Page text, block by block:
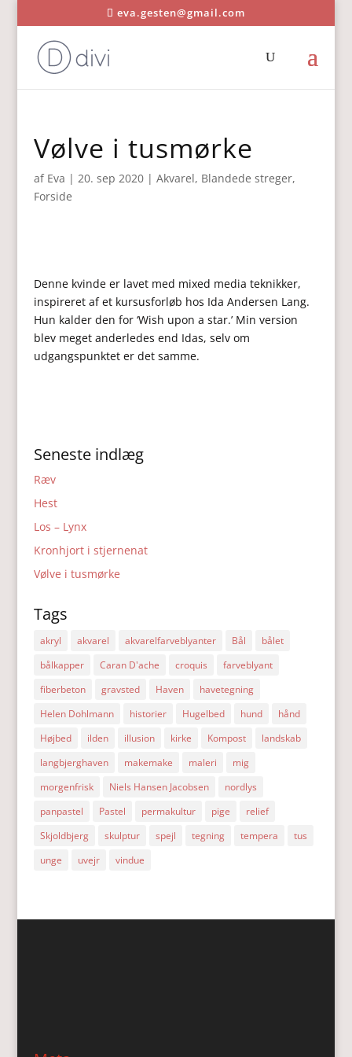
eva.gesten@gmail.com
Vølve i tusmørke
af Eva | 20. sep 2020| Akvarel, Blandede streger,
Forside
Denne kvinde er lavet med mixed media teknikker,
inspireret af et kursusforløb hos Ida Andersen Lang.
Hun kalder den for ‘Wish upon a star.’ Min version
blev meget anderledes end Idas, selv om
udgangspunktet er det samme.
Seneste indlæg
Ræv
Hest
Los – Lynx
Kronhjort i stjernenat
Vølve i tusmørke
Tags
akryl akvarel akvarelfarveblyanter Bål
bålet
bålkapper
Caran D'ache croquis
farveblyant
fiberbeton
gravsted Haven
havetegning
Helen Dohlmann
historier Hugelbed hund
hånd
Højbed
ilden illusion kirke Kompost
landskab
langbjerghaven
makemake maleri
mig
morgenfrisk
Niels Hansen Jacobsen
nordlys
panpastel
Pastel permakultur pige
relief
Skjoldbjerg
skulptur spejl tegning tempera
tus
unge
uvejr vindue